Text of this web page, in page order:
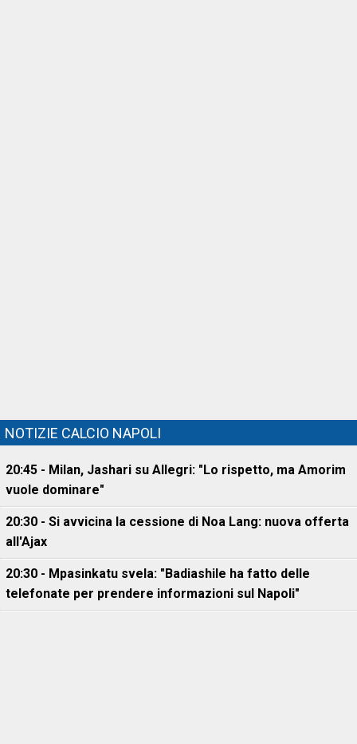
NOTIZIE CALCIO NAPOLI
20:45 - Milan, Jashari su Allegri: "Lo rispetto, ma Amorim
vuole dominare"
20:30 - Si avvicina la cessione di Noa Lang: nuova offerta
all'Ajax
20:30 - Mpasinkatu svela: "Badiashile ha fatto delle
telefonate per prendere informazioni sul Napoli"